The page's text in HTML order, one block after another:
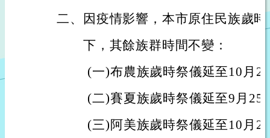
二、
因疫情影響，本市原住民族歲
下，其餘族群時間不變：
(一)布農族歲時祭儀延至10月
(二)賽夏族歲時祭儀延至9月25
(三)阿美族歲時祭儀延至10月